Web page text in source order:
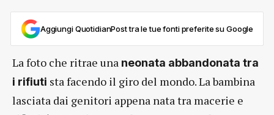
Aggiungi QuotidianPost tra le tue fonti preferite su Google
La foto che ritrae una neonata abbandonata tra
i rifiuti sta facendo il giro del mondo. La bambina
lasciata dai genitori appena nata tra macerie e